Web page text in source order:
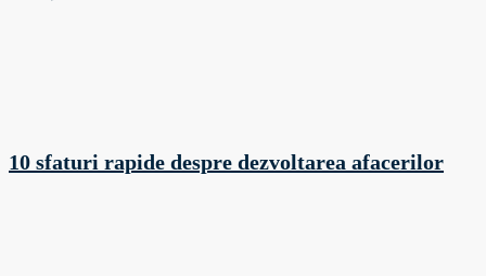
10 sfaturi rapide despre dezvoltarea afacerilor